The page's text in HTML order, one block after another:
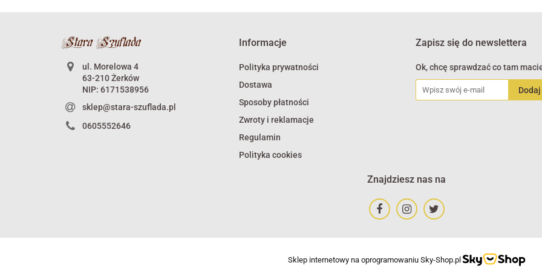
ul. Morelowa 4
63-210 Żerków
NIP: 6171538956
sklep@stara-szuflada.pl
0605552646
Informacje
Polityka prywatności
Dostawa
Sposoby płatności
Zwroty i reklamacje
Regulamin
Polityka cookies
Zapisz się do newslettera
Ok, chcę sprawdzać co tam
Znajdziesz nas na
Sklep internetowy na oprogramowaniu Sky-Shop.pl